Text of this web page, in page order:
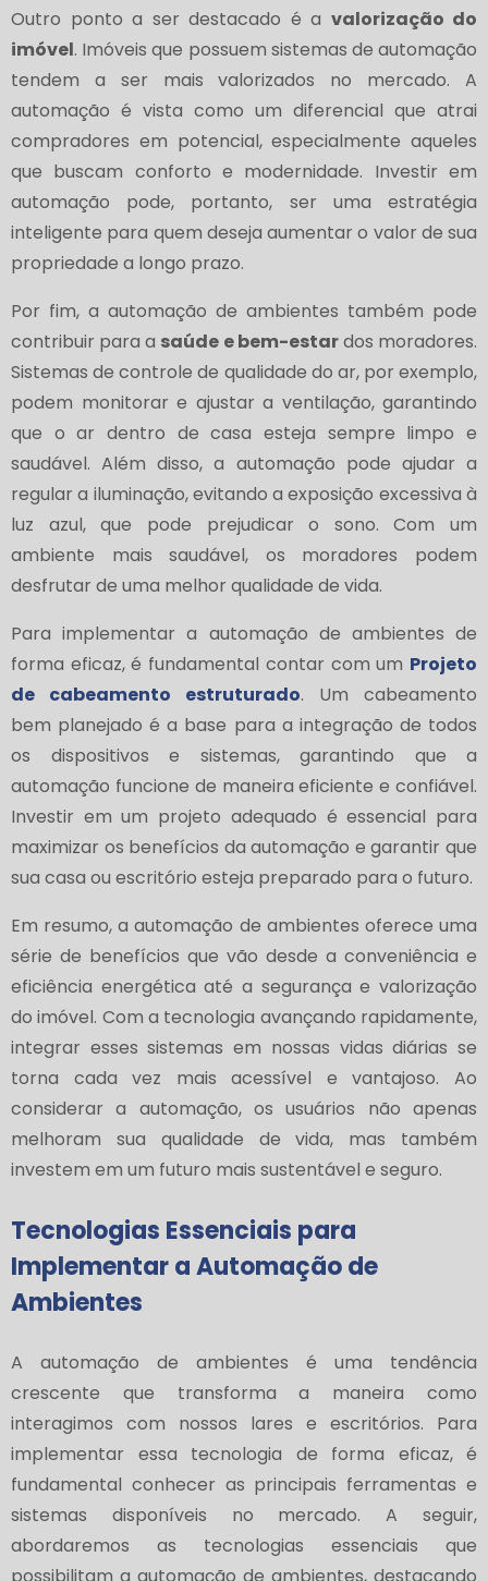
Outro ponto a ser destacado é a valorização do
imóvel. Imóveis que possuem sistemas de automação
tendem a ser mais valorizados no mercado. A
automação é vista como um diferencial que atrai
compradores em potencial, especialmente aqueles
que buscam conforto e modernidade. Investir em
automação pode, portanto, ser uma estratégia
inteligente para quem deseja aumentar o valor de sua
propriedade a longo prazo.
Por fim, a automação de ambientes também pode
contribuir para a saúde e bem-estardos moradores.
Sistemas de controle de qualidade do ar, por exemplo,
podem monitorar e ajustar a ventilação, garantindo
que o ar dentro de casa esteja sempre limpo e
saudável. Além disso, a automação pode ajudar a
regular a iluminação, evitando a exposição excessiva à
luz azul, que pode prejudicar o sono. Com um
ambiente mais saudável, os moradores podem
desfrutar de uma melhor qualidade de vida.
Para implementar a automação de ambientes de
forma eficaz, é fundamental contar com um Projeto
de cabeamento estruturado. Um cabeamento
bem planejado é a base para a integração de todos
os dispositivos e sistemas, garantindo que a
automação funcione de maneira eficiente e confiável.
Investir em um projeto adequado é essencial para
maximizar os benefícios da automação e garantir que
sua casa ou escritório esteja preparado para o futuro.
Em resumo, a automação de ambientes oferece uma
série de benefícios que vão desde a conveniência e
eficiência energética até a segurança e valorização
do imóvel. Com a tecnologia avançando rapidamente,
integrar esses sistemas em nossas vidas diárias se
torna cada vez mais acessível e vantajoso. Ao
considerar a automação, os usuários não apenas
melhoram sua qualidade de vida, mas também
investem em um futuro mais sustentável e seguro.
Tecnologias Essenciais para
Implementar a Automação de
Ambientes
A automação de ambientes é uma tendência
crescente que transforma a maneira como
interagimos com nossos lares e escritórios. Para
implementar essa tecnologia de forma eficaz, é
fundamental conhecer as principais ferramentas e
sistemas disponíveis no mercado. A seguir,
abordaremos as tecnologias essenciais que